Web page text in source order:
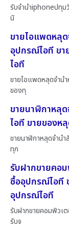
รับจำนำiphoneปทุม
นิ
ขายไอแพดหลุ
อุปกรณ์ไอที ข
ไอที
ขายไอแพดหลุดจำน
ของทุ
ขายนาฬิกาหลุ
ไอที ขายของห
ขายนาฬิกาหลุดจำน
ทุก
รับฝากขายคอ
ซื้ออุปกรณ์ไอที
อุปกรณ์ไอที
รับฝากขายคอมพิวเ
รับจ